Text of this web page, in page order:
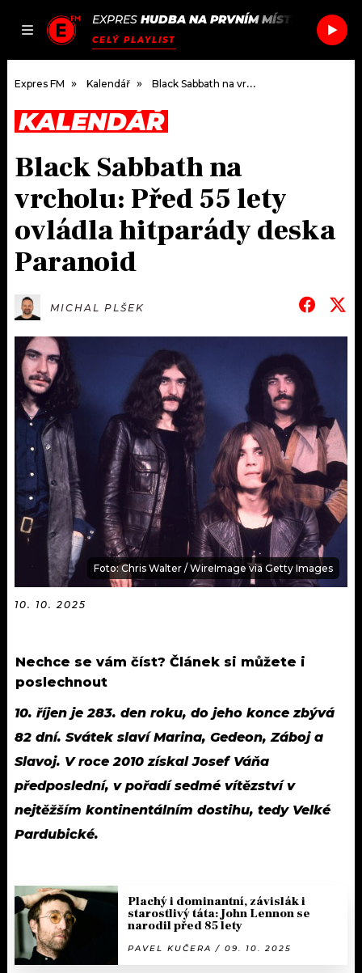
JAK
SEZNAM.CZ
EXPRES HUDBA NA PRVNÍM MÍSTĚ OLIVIA
CELÝ PLAYLIST
DOMŮ
ČLÁNKY
AKTUÁLNĚ
HUDBA
ROZHOVORY
KALENDÁŘ
KVÍZY
VIP
TRENDY
KULTURA
OSTATNÍ
PODCASTY
JAK NALADIT
RÁDIO
APLIKACE
PROGRAM
PLAYLIST
JAK NALADIT
SOUTĚŽE
Expres FM Kalendář Black Sabbath na vrcholu: Před 55 lety ovládla hitparády deska Paranoid
KALENDÁŘ
Black Sabbath na
vrcholu: Před 55 lety
ovládla hitparády deska
Paranoid
MICHAL PLŠEK
Foto: Chris Walter / WireImage via Getty Images
10. 10. 2025
Nechce se vám číst? Článek si můžete i
poslechnout
10. říjen je 283. den roku, do jeho konce zbývá
82 dní. Svátek slaví Marina, Gedeon, Záboj a
Slavoj. V roce 2010 získal Josef Váňa
předposlední, v pořadí sedmé vítězství v
nejtěžším kontinentálním dostihu, tedy Velké
Pardubické.
Plachý i dominantní, závislák i
starostlivý táta: John Lennon se
narodil před 85 lety
PAVEL KUČERA / 09. 10. 2025